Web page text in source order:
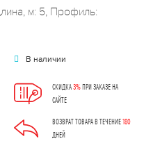
м: 5, Профиль:
В наличии
СКИДКА3%ПРИ ЗАКАЗЕ НА
САЙТЕ
ВОЗВРАТ ТОВАРА В ТЕЧЕНИЕ180
ДНЕЙ